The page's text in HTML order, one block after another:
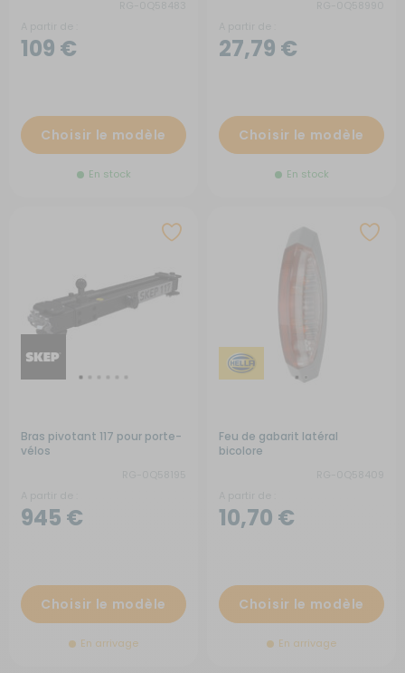
109 €
Choisir le modèle
En stock
27,79 €
Choisir le modèle
En stock
Bras pivotant 117 pour porte-
vélos
945 €
Choisir le modèle
En arrivage
Feu de gabarit latéral
bicolore
10,70 €
Choisir le modèle
En arrivage